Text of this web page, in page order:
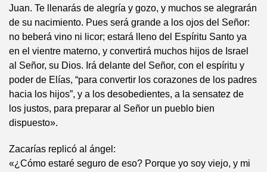
Juan. Te llenarás de alegría y gozo, y muchos se alegrarán
de su nacimiento. Pues será grande a los ojos del Señor:
no beberá vino ni licor; estará lleno del Espíritu Santo ya
en el vientre materno, y convertirá muchos hijos de Israel
al Señor, su Dios. Irá delante del Señor, con el espíritu y
poder de Elías, “para convertir los corazones de los padres
hacia los hijos”, y a los desobedientes, a la sensatez de
los justos, para preparar al Señor un pueblo bien
dispuesto».
Zacarías replicó al ángel:
«¿Cómo estaré seguro de eso? Porque yo soy viejo, y mi